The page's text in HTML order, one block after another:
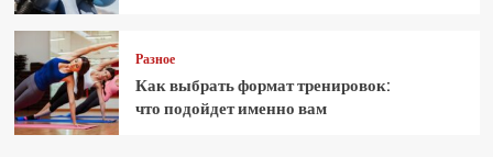
Разное
Как выбрать формат тренировок:
что подойдет именно вам